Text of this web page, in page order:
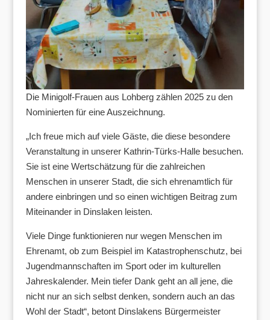
Die Minigolf-Frauen aus Lohberg zählen 2025 zu den
Nominierten für eine Auszeichnung.
„Ich freue mich auf viele Gäste, die diese besondere
Veranstaltung in unserer Kathrin-Türks-Halle besuchen.
Sie ist eine Wertschätzung für die zahlreichen
Menschen in unserer Stadt, die sich ehrenamtlich für
andere einbringen und so einen wichtigen Beitrag zum
Miteinander in Dinslaken leisten.
Viele Dinge funktionieren nur wegen Menschen im
Ehrenamt, ob zum Beispiel im Katastrophenschutz, bei
Jugendmannschaften im Sport oder im kulturellen
Jahreskalender. Mein tiefer Dank geht an all jene, die
nicht nur an sich selbst denken, sondern auch an das
Wohl der Stadt“, betont Dinslakens Bürgermeister